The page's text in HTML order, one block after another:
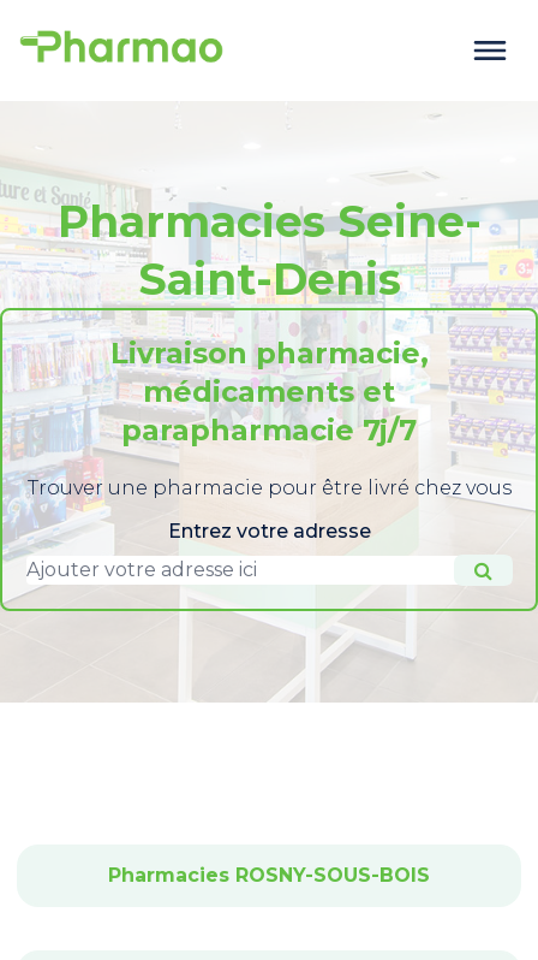
Pharmacies Seine-
Saint-Denis
Livraison pharmacie,
médicaments et
parapharmacie 7j/7
Trouver une pharmacie pour être livré chez vous
Entrez votre adresse
Pharmacies ROSNY-SOUS-BOIS